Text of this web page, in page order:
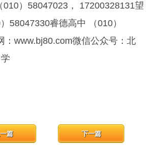
010）58047023， 17200328131望
58047330睿德高中 （010）
：www.bj80.com微信公众号：北
下一篇
篇